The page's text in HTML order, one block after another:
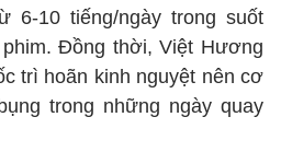
6-10 tiếng/ngày trong suốt
Đồng thời, Việt Hương
trì hoãn kinh nguyệt nên cơ
trong những ngày quay